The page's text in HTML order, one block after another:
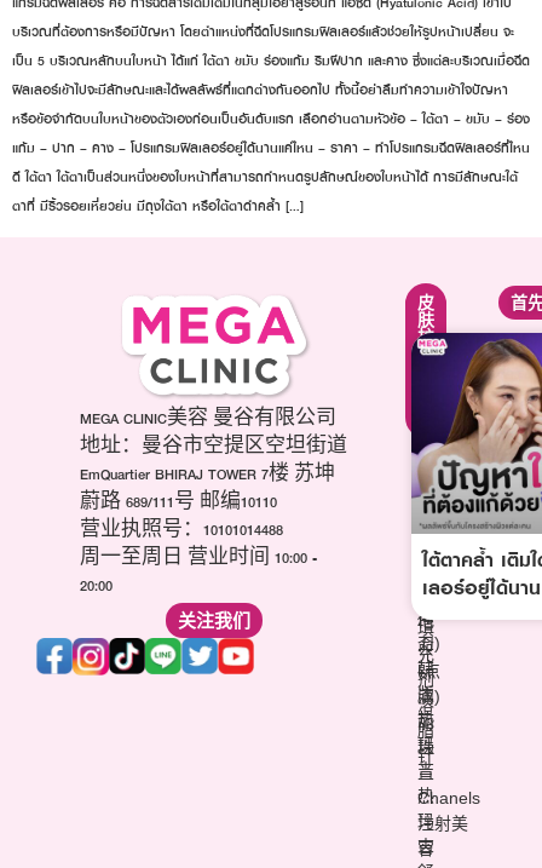
บริเวณที่ต้องการหรือมีปัญหา โดยตำแหน่งที่ฉีดโปรแกรมฟิลเลอร์แล้วช่วยให้รูปหน้าเปลี่ยน จะ
เป็น 5 บริเวณหลักบนใบหน้า ได้แก่ ใต้ตา ขมับ ร่องแก้ม ริมฝีปาก และคาง ซึ่งแต่ละบริเวณเมื่อฉีด
ฟิลเลอร์เข้าไปจะมีลักษณะและได้ผลลัพธ์ที่แตกต่างกันออกไป ทั้งนี้อย่าลืมทำความเข้าใจปัญหา
หรือข้อจำกัดบนใบหน้าของตัวเองก่อนเป็นอันดับแรก เลือกอ่านตามหัวข้อ – ใต้ตา – ขมับ – ร่อง
แก้ม – ปาก – คาง – โปรแกรมฟิลเลอร์อยู่ได้นานแค่ไหน – ราคา – ทำโปรแกรมฉีดฟิลเลอร์ที่ไหน
ดี ใต้ตา ใต้ตาเป็นส่วนหนึ่งของใบหน้าที่สามารถกำหนดรูปลักษณ์ของใบหน้าได้ การมีลักษณะใต้
ตาที่ มีริ้วรอยเหี่ยวย่น มีถุงใต้ตา หรือใต้ตาดำคล้ำ […]
MEGA CLINIC美容 曼谷有限公司
地址：曼谷市空提区空坦街道
EmQuartier BHIRAJ TOWER 7楼 苏坤
蔚路 689/111号 邮编10110
营业执照号：10101014488
周一至周日 营业时间 10:00 -
20:00
关注我们
面
部
轮
廓
肉
毒
杆
菌
(玻
填
充
剂
溶
脂
针
紧
致
提
升
三
代
海
芙
波
(超
声
刀)
韩
版
热
玛
吉
热
玛
吉
皮
肤
护
理
白
针
祛
痘
针
维
他
命
(点
滴)
丽
珠
兰
Chanels
注射美
容
首
ใต้ตาคล้ำ เติม
เลอร์อยู่ได้นา